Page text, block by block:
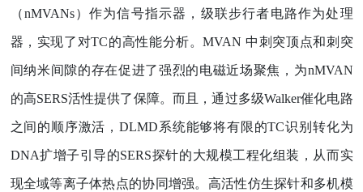
（nMVANs）作为信号指示器，级联步行者电路作为处理
器，实现了对TC的高性能分析。MVAN中刺突顶点和刺突
间纳米间隙的存在促进了强烈的电磁近场聚焦，为nMVAN
的高SERS活性提供了保障。而且，通过多级Walker催化电路
之间的顺序激活，DLMD系统能够将有限的TC识别转化为
DNA扩增子引导的SERS探针的大规模工程化组装，从而实
现全域等离子体热点的协同增强。高活性仿生探针和多机模